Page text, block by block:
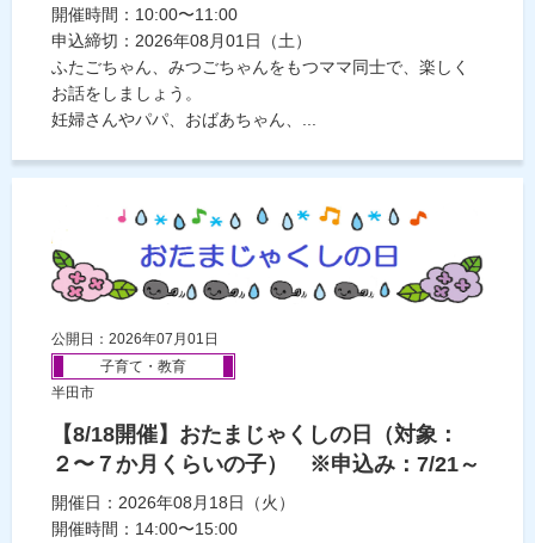
開催時間：10:00〜11:00
申込締切：2026年08月01日（土）
ふたごちゃん、みつごちゃんをもつママ同士で、楽しく
お話をしましょう。
妊婦さんやパパ、おばあちゃん、...
公開日：2026年07月01日
子育て・教育
半田市
【8/18開催】おたまじゃくしの日（対象：
２〜７か月くらいの子） ※申込み：7/21～
開催日：2026年08月18日（火）
開催時間：14:00〜15:00